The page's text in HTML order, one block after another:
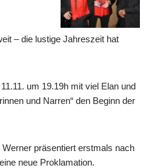
– die lustige Jahreszeit hat
um 19.19h mit viel Elan und
und Narren“ den Beginn der
präsentiert erstmals nach
neue Proklamation.